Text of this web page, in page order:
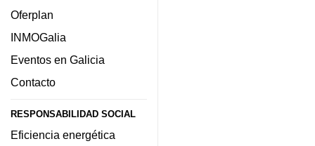
Oferplan
INMOGalia
Eventos en Galicia
Contacto
RESPONSABILIDAD SOCIAL
Eficiencia energética